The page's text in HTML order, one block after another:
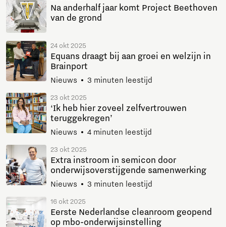
Na anderhalf jaar komt Project Beethoven
van de grond
24 okt 2025
Equans draagt bij aan groei en welzijn in
Brainport
Nieuws 3 minuten leestijd
23 okt 2025
‘Ik heb hier zoveel zelfvertrouwen
teruggekregen’
Nieuws 4 minuten leestijd
23 okt 2025
Extra instroom in semicon door
onderwijsoverstijgende samenwerking
Nieuws 3 minuten leestijd
16 okt 2025
Eerste Nederlandse cleanroom geopend
op mbo-onderwijsinstelling